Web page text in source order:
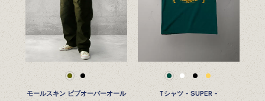
モールスキン ビブオーバーオール Tシャツ - SUPER -